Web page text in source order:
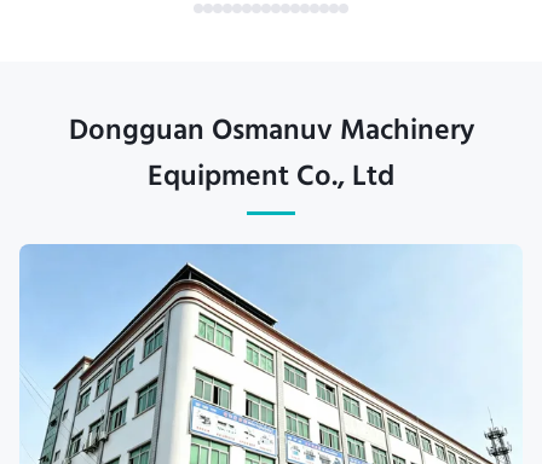
Dongguan Osmanuv Machinery
Equipment Co., Ltd